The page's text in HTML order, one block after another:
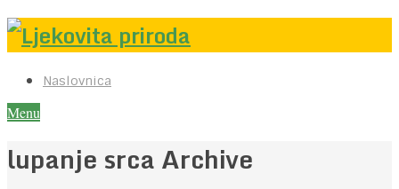
Naslovnica
Menu
lupanje srca Archive